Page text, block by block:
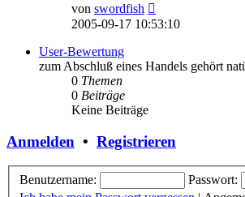
von swordfish
Beitrag
2005-09-17 10:53:10
User-Bewertung
zum Abschluß eines Handels gehört
0 Themen
0 Beiträge
Keine Beiträge
Anmelden • Registrieren
Benutzername:
Passwort: